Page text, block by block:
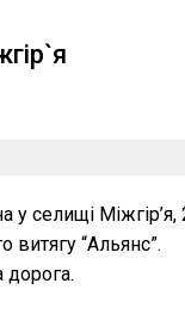
у селищі
витягу “Альянс”.
дорога.